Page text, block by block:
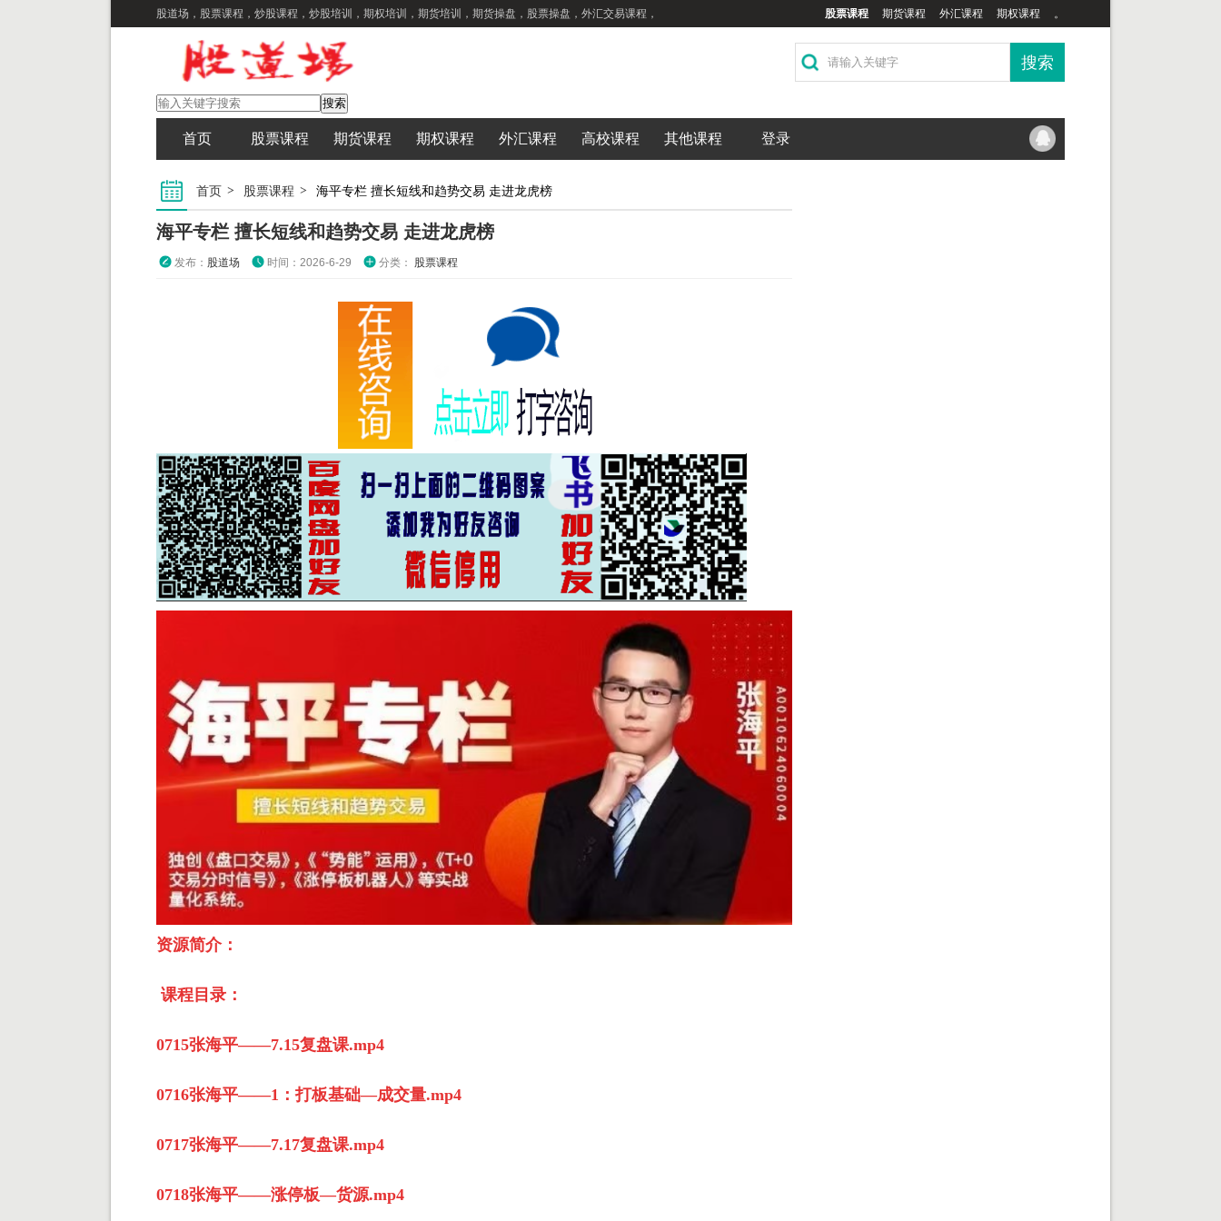
股道场，股票课程，炒股课程，炒股培训，期权培训，期货培训，期货操盘，股票操盘，外汇交易课程， 股票课程 期货课程 外汇课程 期权课程 。
首页 股票课程 期货课程 期权课程 外汇课程 高校课程 其他课程 登录
首页 股票课程 海平专栏 擅长短线和趋势交易 走进龙虎榜
海平专栏 擅长短线和趋势交易 走进龙虎榜
发布： 股道场 时间：2026-6-29 分类： 股票课程
资源简介：
课程目录：
0715张海平——7.15复盘课.mp4
0716张海平——1：打板基础—成交量.mp4
0717张海平——7.17复盘课.mp4
0718张海平——涨停板—货源.mp4